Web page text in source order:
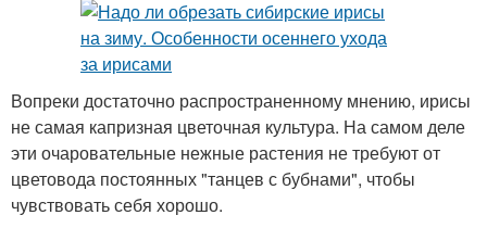
Вопреки достаточно распространенному мнению, ирисы
не самая капризная цветочная культура. На самом деле
эти очаровательные нежные растения не требуют от
цветовода постоянных "танцев с бубнами", чтобы
чувствовать себя хорошо.